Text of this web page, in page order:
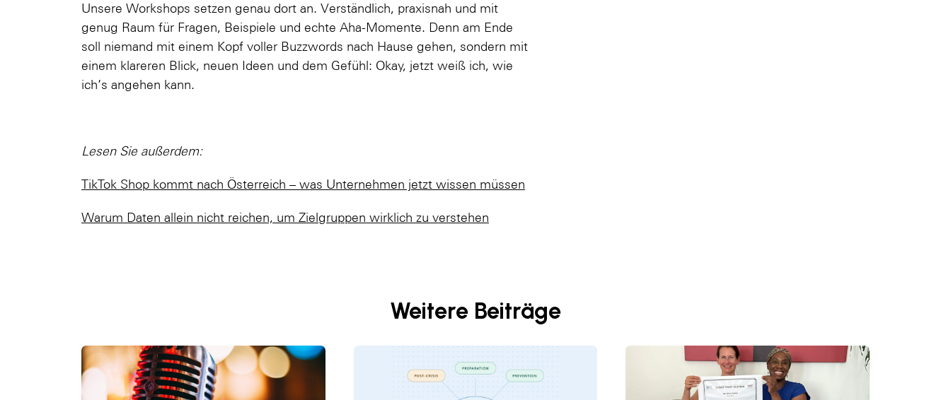
Unsere Workshops setzen genau dort an. Verständlich, praxisnah und mit
genug Raum für Fragen, Beispiele und echte Aha-Momente. Denn am Ende
soll niemand mit einem Kopf voller Buzzwords nach Hause gehen, sondern mit
einem klareren Blick, neuen Ideen und dem Gefühl: Okay, jetzt weiß ich, wie
ich’s angehen kann.
Lesen Sie außerdem:
TikTok Shop kommt nach Österreich – was Unternehmen jetzt wissen müssen
Warum Daten allein nicht reichen, um Zielgruppen wirklich zu verstehen
Weitere Beiträge